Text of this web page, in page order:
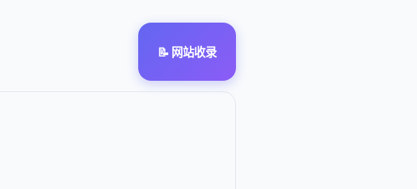
📝 网站收录